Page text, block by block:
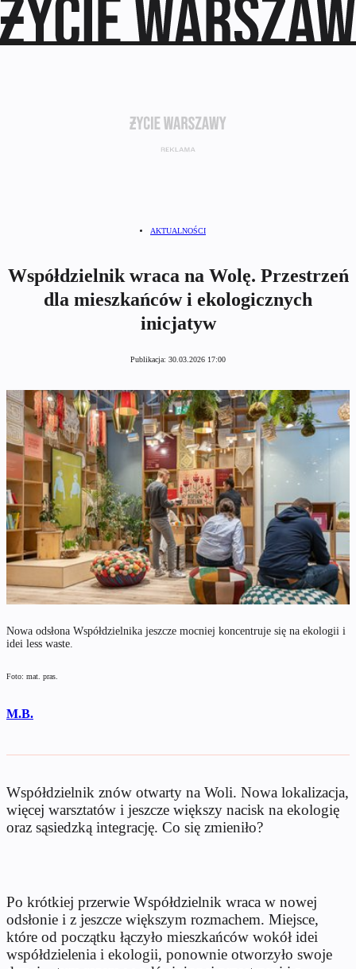
AKTUALNOŚCI
Współdzielnik wraca na Wolę. Przestrzeń
dla mieszkańców i ekologicznych
inicjatyw
Publikacja: 30.03.2026 17:00
Nowa odsłona Współdzielnika jeszcze mocniej koncentruje się na ekologii i
idei less waste.
Foto: mat. pras.
M.B.
Współdzielnik znów otwarty na Woli. Nowa lokalizacja,
więcej warsztatów i jeszcze większy nacisk na ekologię
oraz sąsiedzką integrację. Co się zmieniło?
Po krótkiej przerwie Współdzielnik wraca w nowej
odsłonie i z jeszcze większym rozmachem. Miejsce,
które od początku łączyło mieszkańców wokół idei
współdzielenia i ekologii, ponownie otworzyło swoje